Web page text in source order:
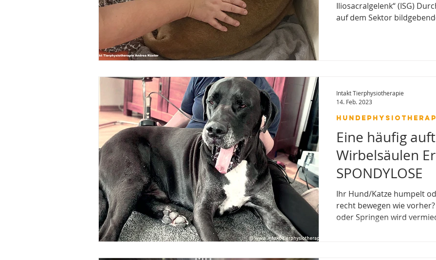
Iliosacralgelenk“ (ISG) Durch meine Fachqualifikationen
auf dem Sektor
jeweiligen Bedürfnisse
Eine häufig
Wirbelsäulen
SPONDYLOSE
Ihr Hund/Katze humpelt
recht bewegen wie
oder Springen wird
Intakt Tierphysiotherapie
14. Feb. 2023